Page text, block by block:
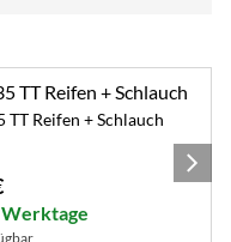
Reifen + Schlauch